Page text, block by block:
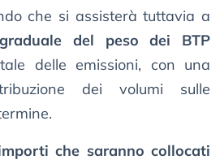
che si assisterà tuttavia a
del peso dei BTP
delle emissioni, con una
dei volumi sulle
che saranno collocati